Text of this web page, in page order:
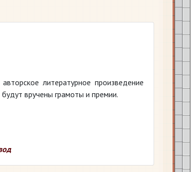
литературное произведение
вручены грамоты и премии.